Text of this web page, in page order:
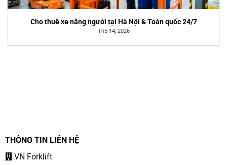
Cho thuê xe nâng người tại Hà Nội & Toàn quốc 24/7
Th5 14, 2026
THÔNG TIN LIÊN HỆ
VN Forklift